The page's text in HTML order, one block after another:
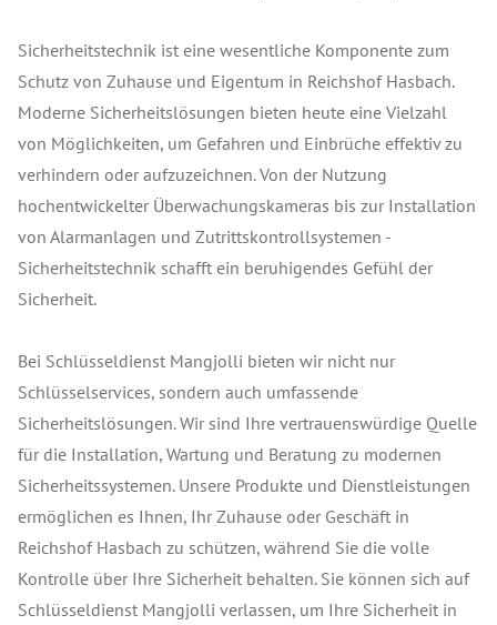
Sicherheitstechnik ist eine wesentliche Komponente zum
Schutz von Zuhause und Eigentum in Reichshof Hasbach.
Moderne Sicherheitslösungen bieten heute eine Vielzahl
von Möglichkeiten, um Gefahren und Einbrüche effektiv zu
verhindern oder aufzuzeichnen. Von der Nutzung
hochentwickelter Überwachungskameras bis zur Installation
von Alarmanlagen und Zutrittskontrollsystemen -
Sicherheitstechnik schafft ein beruhigendes Gefühl der
Sicherheit.
Bei Schlüsseldienst Mangjolli bieten wir nicht nur
Schlüsselservices, sondern auch umfassende
Sicherheitslösungen. Wir sind Ihre vertrauenswürdige Quelle
für die Installation, Wartung und Beratung zu modernen
Sicherheitssystemen. Unsere Produkte und Dienstleistungen
ermöglichen es Ihnen, Ihr Zuhause oder Geschäft in
Reichshof Hasbach zu schützen, während Sie die volle
Kontrolle über Ihre Sicherheit behalten. Sie können sich auf
Schlüsseldienst Mangjolli verlassen, um Ihre Sicherheit in